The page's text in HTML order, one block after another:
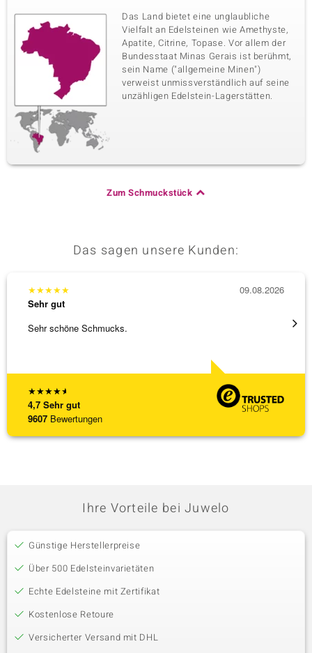
Das Land bietet eine unglaubliche
Vielfalt an Edelsteinen wie Amethyste,
Apatite, Citrine, Topase. Vor allem der
Bundesstaat Minas Gerais ist berühmt,
sein Name ("allgemeine Minen")
verweist unmissverständlich auf seine
unzähligen Edelstein-Lagerstätten.
Zum Schmuckstück
Das sagen unsere Kunden:
★★★★★
4,7 Sehr gut
9607 Bewertungen
★★★★★
Sehr gut
Sehr schöne Schmucks.
09.08.2026
Ihre Vorteile bei Juwelo
Günstige Herstellerpreise
Über 500 Edelsteinvarietäten
Echte Edelsteine mit Zertifikat
Kostenlose Retoure
Versicherter Versand mit DHL